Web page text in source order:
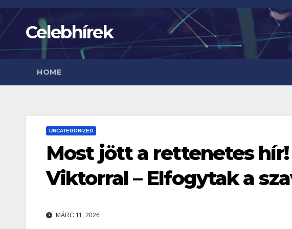
Skip
content Celebhírek
HOME
UNCATEGORIZED
Most jött a rettenetes
Viktorral – Elfogytak a
MÁRC 11, 2026